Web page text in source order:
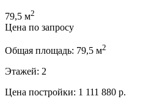
79,5 м2
Цена по запросу
Общая площадь: 79,5 м2
Этажей: 2
Цена постройки: 1 111 880 р.